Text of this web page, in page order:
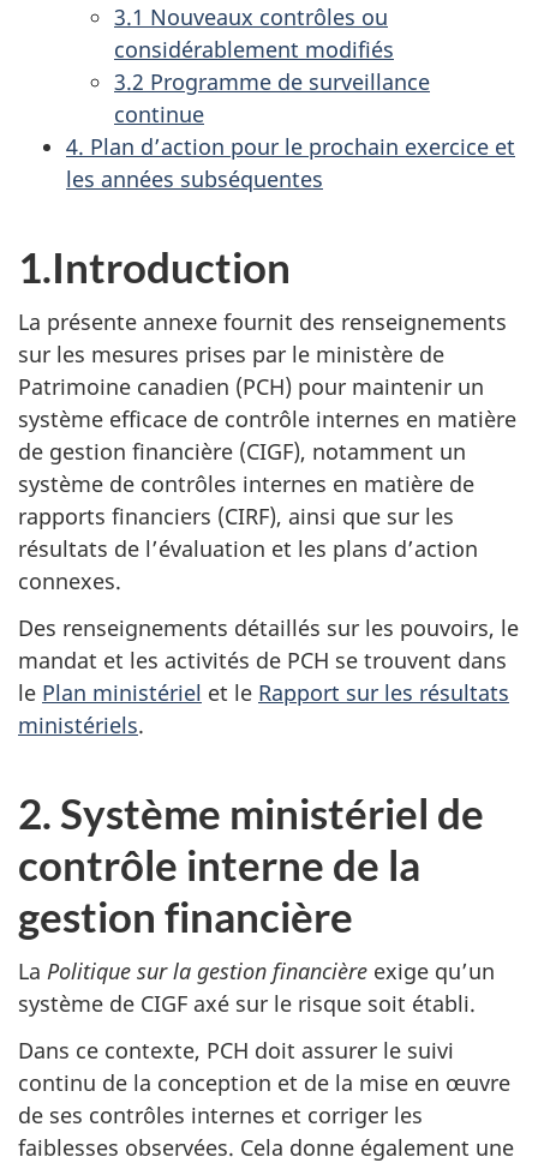
3.1 Nouveaux contrôles ou
considérablement modifiés
3.2 Programme de surveillance
continue
4. Plan d’action pour le prochain exercice et
les années subséquentes
1.Introduction
La présente annexe fournit des renseignements
sur les mesures prises par le ministère de
Patrimoine canadien (PCH) pour maintenir un
système efficace de contrôle internes en matière
de gestion financière (CIGF), notamment un
système de contrôles internes en matière de
rapports financiers (CIRF), ainsi que sur les
résultats de l’évaluation et les plans d’action
connexes.
Des renseignements détaillés sur les pouvoirs, le
mandat et les activités de PCH se trouvent dans
le Plan ministériel et le Rapport sur les résultats
ministériels.
2. Système ministériel de
contrôle interne de la
gestion financière
La Politique sur la gestion financière exige qu’un
système de CIGF axé sur le risque soit établi.
Dans ce contexte, PCH doit assurer le suivi
continu de la conception et de la mise en œuvre
de ses contrôles internes et corriger les
faiblesses observées. Cela donne également une